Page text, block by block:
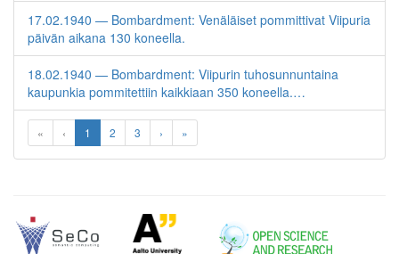
17.02.1940 — Bombardment: Venäläiset pommittivat Viipuria
päivän aikana 130 koneella.
18.02.1940 — Bombardment: Viipurin tuhosunnuntaina
kaupunkia pommitettiin kaikkiaan 350 koneella.…
« ‹ 1 2 3 › »